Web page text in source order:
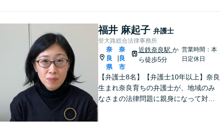
福井 麻起子 弁護士
登大路総合法律事務所
奈
良
県
奈
良
市
近鉄奈良駅 か
ら徒歩5分
営業時間：本
日定休日
【弁護士8名】【弁護士10年以上】奈良
生まれ奈良育ちの弁護士が、地域のみ
なさまの法律問題に親身になって対応